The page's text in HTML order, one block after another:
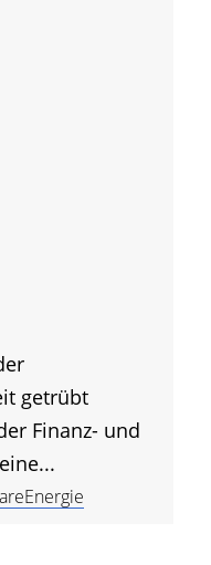
getrübt
Finanz- und